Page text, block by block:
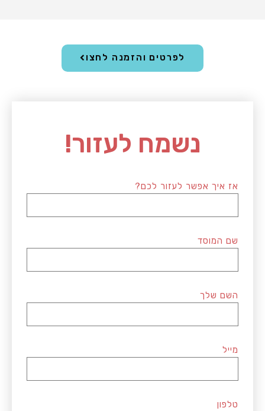
לפרטים והזמנה לחצו
נשמח לעזור!
אז איך אפשר לעזור לכם?
שם המוסד
השם שלך
מייל
טלפון